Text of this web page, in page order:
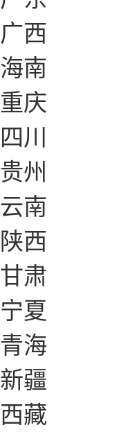
广西
海南
重庆
四川
贵州
云南
陕西
甘肃
宁夏
青海
新疆
西藏